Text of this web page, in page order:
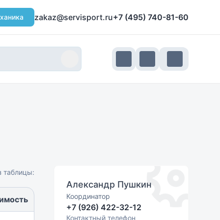
zakaz@servisport.ru+7 (495) 740-81-60
таблицы:
Александр Пушкин
Координатор
+7 (926) 422-32-12
Контактный телефон